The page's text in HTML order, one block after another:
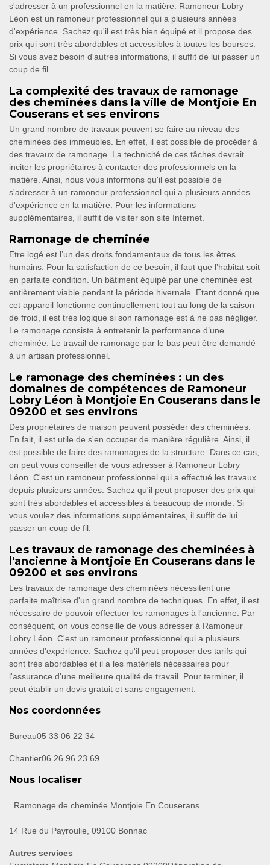
s'adresser à un professionnel en la matière. Ramoneur Lobry
Léon est un ramoneur professionnel qui a plusieurs années
d'expérience. Sachez qu'il est très bien équipé et il propose des
prix qui sont très abordables et accessibles à toutes les bourses.
Si vous avez besoin d'autres informations, il suffit de lui passer un
coup de fil.
La complexité des travaux de ramonage
des cheminées dans la ville de Montjoie En
Couserans et ses environs
Un grand nombre de travaux peuvent se faire au niveau des
cheminées des immeubles. En effet, il est possible de procéder à
des travaux de ramonage. La technicité de ces tâches devrait
inciter les propriétaires à contacter des professionnels en la
matière. Ainsi, nous vous informons qu'il est possible de
s'adresser à un ramoneur professionnel qui a plusieurs années
d'expérience en la matière. Pour les informations
supplémentaires, il suffit de visiter son site Internet.
Ramonage de cheminée
Etre logé est l’un des droits fondamentaux de tous les êtres
humains. Pour la satisfaction de ce besoin, il faut que l’habitat soit
en parfaite condition. Un bâtiment équipé par une cheminée est
entièrement viable pendant la période hivernale. Etant donné que
cet appareil fonctionne continuellement tout au long de la saison
de froid, il est très logique si son ramonage est à ne pas négliger.
Le ramonage consiste à entretenir la performance d’une
cheminée. Le travail de ramonage par le bas peut être demandé
à un artisan professionnel.
Le ramonage des cheminées : un des
domaines de compétences de Ramoneur
Lobry Léon à Montjoie En Couserans dans le
09200 et ses environs
Des propriétaires de maison peuvent posséder des cheminées.
En fait, il est utile de s'en occuper de manière régulière. Ainsi, il
est possible de faire des ramonages de la structure. Dans ce cas,
on peut vous conseiller de vous adresser à Ramoneur Lobry
Léon. C'est un ramoneur professionnel qui a effectué les travaux
depuis plusieurs années. Sachez qu'il peut proposer des prix qui
sont très abordables et accessibles à beaucoup de monde. Si
vous voulez des informations supplémentaires, il suffit de lui
passer un coup de fil.
Les travaux de ramonage des cheminées à
l'ancienne à Montjoie En Couserans dans le
09200 et ses environs
Les travaux de ramonage des cheminées nécessitent une
parfaite maîtrise d'un grand nombre de techniques. En effet, il est
nécessaire de pouvoir effectuer les ramonages à l'ancienne. Par
conséquent, on vous conseille de vous adresser à Ramoneur
Lobry Léon. C'est un ramoneur professionnel qui a plusieurs
années d'expérience. Sachez qu'il peut proposer des tarifs qui
sont très abordables et il a les matériels nécessaires pour
l'assurance d'une meilleure qualité de travail. Pour terminer, il
peut établir un devis gratuit et sans engagement.
Nos coordonnées
Bureau05 33 06 22 34
Chantier06 26 96 23 69
Nous localiser
Ramonage de cheminée Montjoie En Couserans
14 Rue du Payroulie, 09100 Bonnac
Autres services